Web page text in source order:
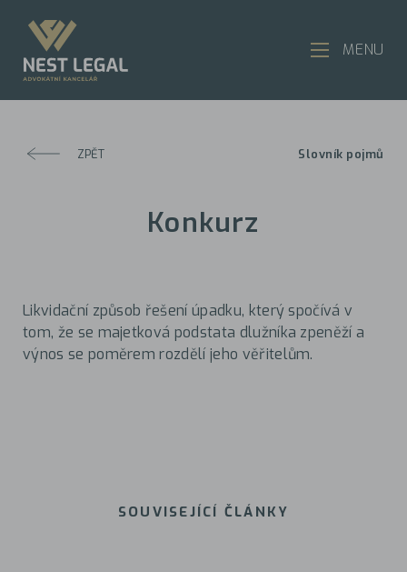
ZPĚT Slovník pojmů
Konkurz
Likvidační způsob řešení úpadku, který spočívá v
tom, že se majetková podstata dlužníka zpeněží a
výnos se poměrem rozdělí jeho věřitelům.
SOUVISEJÍCÍ ČLÁNKY
MENU